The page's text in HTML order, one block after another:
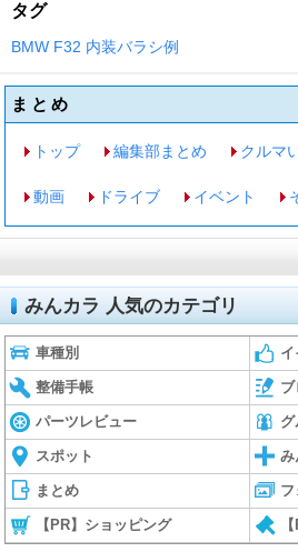
タグ
BMW F32 内装バラシ例
まとめ
トップ 編集部まとめ クルマ
動画 ドライブ イベント
みんカラ 人気のカテゴリ
車種別 イ
整備手帳 ブ
パーツレビュー
スポット み
まとめ フ
【PR】ショッピング